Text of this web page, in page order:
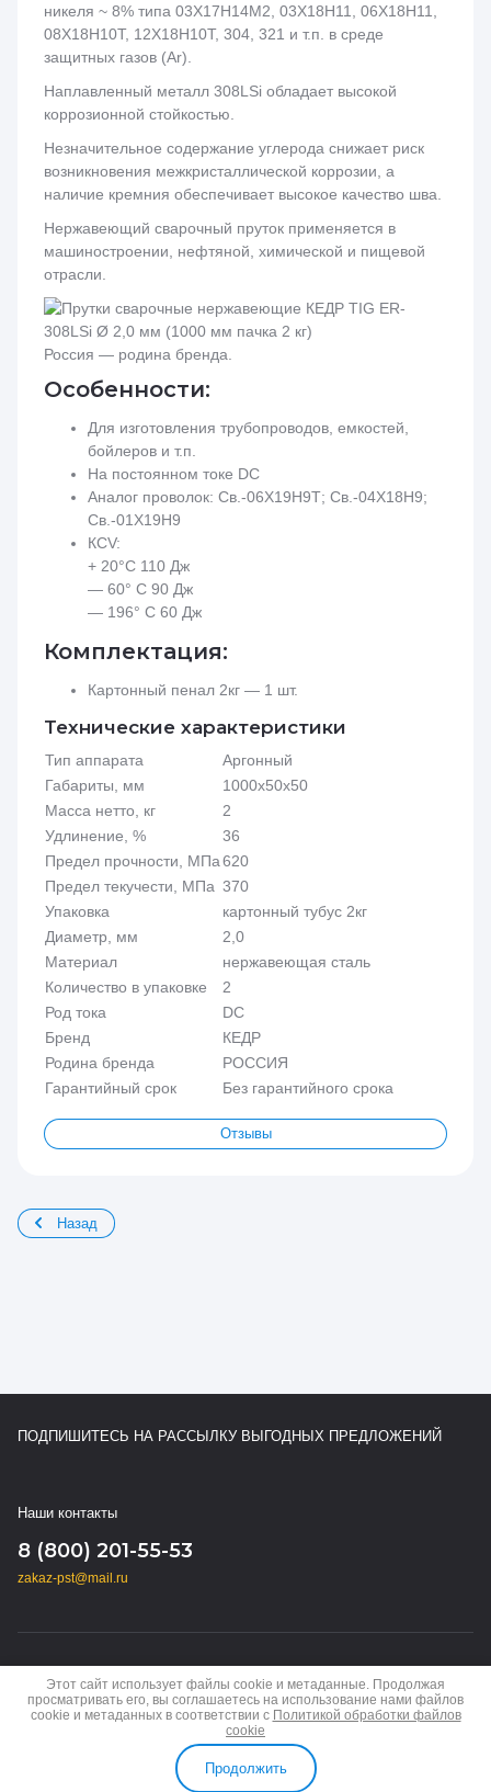
никеля ~ 8% типа 03Х17Н14М2, 03Х18Н11, 06Х18Н11,
08Х18Н10Т, 12Х18Н10Т, 304, 321 и т.п. в среде
защитных газов (Ar).
Наплавленный металл 308LSi обладает высокой
коррозионной стойкостью.
Незначительное содержание углерода снижает риск
возникновения межкристаллической коррозии, а
наличие кремния обеспечивает высокое качество шва.
Нержавеющий сварочный пруток применяется в
машиностроении, нефтяной, химической и пищевой
отрасли.
Россия — родина бренда.
Особенности:
Для изготовления трубопроводов, емкостей,
бойлеров и т.п.
На постоянном токе DC
Аналог проволок: Св.-06Х19Н9Т; Св.-04Х18Н9;
Св.-01Х19Н9
КCV:
+ 20°С 110 Дж
— 60° С 90 Дж
— 196° С 60 Дж
Комплектация:
Картонный пенал 2кг — 1 шт.
Технические характеристики
Тип аппарата
Аргонный
Габариты, мм
1000х50х50
Масса нетто, кг
2
Удлинение, %
36
Предел прочности, МПа620
Предел текучести, МПа 370
Упаковка
картонный тубус 2кг
Диаметр, мм
2,0
Материал
нержавеющая сталь
Количество в упаковке
2
Род тока
DC
Бренд
КЕДР
Родина бренда
РОССИЯ
Гарантийный срок
Без гарантийного срока
Отзывы
Назад
ПОДПИШИТЕСЬ НА РАССЫЛКУ ВЫГОДНЫХ ПРЕДЛОЖЕНИЙ
Наши контакты
8 (800) 201-55-53
zakaz-pst@mail.ru
Copyright © 2024 - 2026
Политика конфиденциальности
КАБИНЕТ СРАВНЕНИЕ
Этот сайт использует файлы cookie и метаданные. Продолжая
просматривать его, вы соглашаетесь на использование нами файлов
cookie и метаданных в соответствии с Политикой обработки файлов
cookie
Продолжить